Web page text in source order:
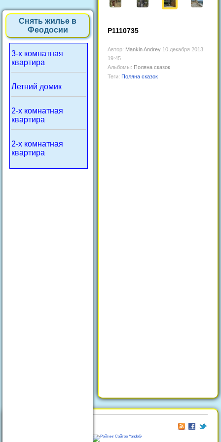
Снять жилье в
Феодосии
3-х комнатная
квартира
Летний домик
2-х комнатная
квартира
2-х комнатная
квартира
P1110735
Автор: Mankin Andrey 10 декабря 2013
19:45
Альбомы: Поляна сказок
Теги: Поляна сказок